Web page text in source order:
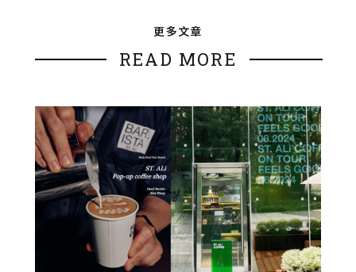
更多文章
READ MORE